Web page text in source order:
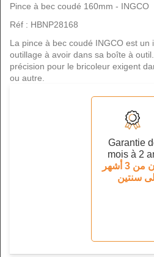
Pince à bec coudé 160mm - INGCO
Réf : HBNP28168
La pince à bec coudé INGCO est un
outillage à avoir dans sa boîte à
précision pour le bricoleur exigent
ou autre.
Garantie
mois à 2
ضمان من 3 أشهر
إلى سنتين